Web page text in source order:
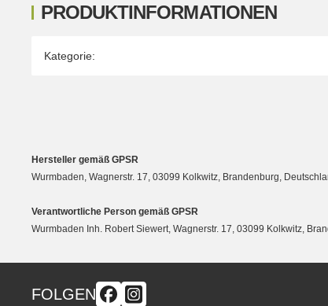
PRODUKTINFORMATIONEN
Produkteigenschaft
Wert
Kategorie:
Hersteller gemäß GPSR
Wurmbaden, Wagnerstr. 17, 03099 Kolkwitz, Brandenburg,
Verantwortliche Person gemäß GPSR
Wurmbaden Inh. Robert Siewert, Wagnerstr. 17, 03099 Kolkwitz,
FOLGEN